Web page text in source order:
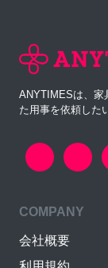
ANYTIMESは、家
た用事を依頼した
COMPANY
会社概要